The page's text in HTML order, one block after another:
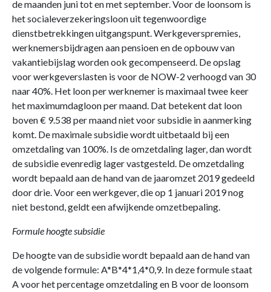
de maanden juni tot en met september. Voor de loonsom is
het socialeverzekeringsloon uit tegenwoordige
dienstbetrekkingen uitgangspunt. Werkgeverspremies,
werknemersbijdragen aan pensioen en de opbouw van
vakantiebijslag worden ook gecompenseerd. De opslag
voor werkgeverslasten is voor de NOW-2 verhoogd van 30
naar 40%. Het loon per werknemer is maximaal twee keer
het maximumdagloon per maand. Dat betekent dat loon
boven € 9.538 per maand niet voor subsidie in aanmerking
komt. De maximale subsidie wordt uitbetaald bij een
omzetdaling van 100%. Is de omzetdaling lager, dan wordt
de subsidie evenredig lager vastgesteld. De omzetdaling
wordt bepaald aan de hand van de jaaromzet 2019 gedeeld
door drie. Voor een werkgever, die op 1 januari 2019 nog
niet bestond, geldt een afwijkende omzetbepaling.
Formule hoogte subsidie
De hoogte van de subsidie wordt bepaald aan de hand van
de volgende formule: A*B*4*1,4*0,9. In deze formule staat
A voor het percentage omzetdaling en B voor de loonsom